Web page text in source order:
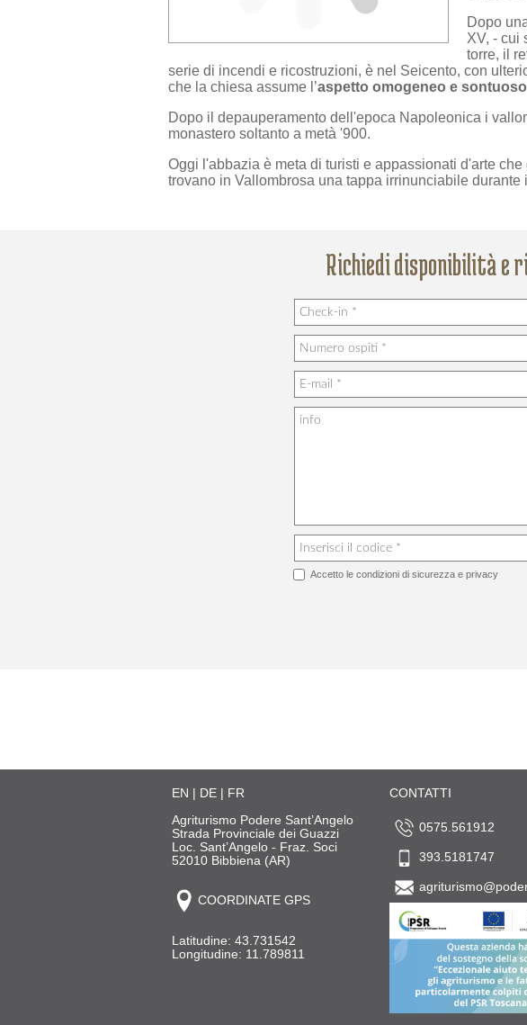
Dopo
XV, - cui
torre, il
serie di incendi e ricostruzioni, è nel Seicento, con
che la chiesa assume l’aspetto omogeneo e
Dopo il depauperamento dell'epoca Napoleonica i
monastero soltanto a metà '900.
Oggi l'abbazia è meta di turisti e appassionati d'arte
trovano in Vallombrosa una tappa irrinunciabile durante
Richiedi disponibilità e
Accetto le condizioni di sicurezza e privacy
EN DE
FR
Agriturismo Podere Sant’Angelo
Strada Provinciale dei Guazzi
Loc. Sant’Angelo - Fraz. Soci
52010 Bibbiena (AR)
COORDINATE GPS
Latitudine: 43.731542
Longitudine: 11.789811
CONTATTI
0575.561912
393.5181747